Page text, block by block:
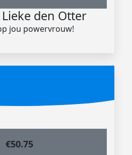
den Otter
jou powervrouw!
€50.75